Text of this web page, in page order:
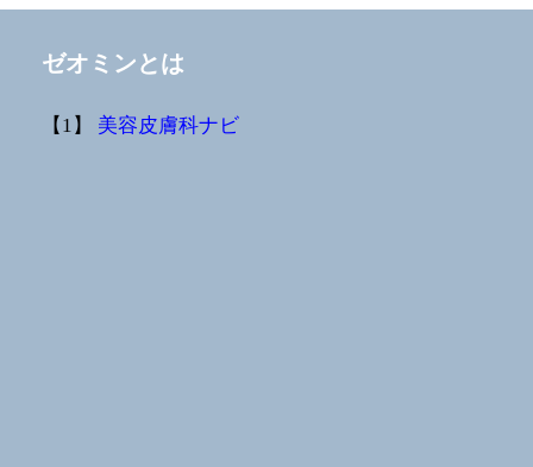
ゼオミンとは
【1】 美容皮膚科ナビ